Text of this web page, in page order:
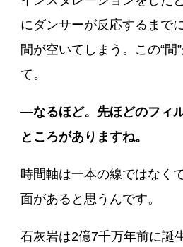
にダンサーが反応するまで
間が空いてしまう。この“間
て。
―なるほど。先ほどのフィ
ところがありますね。
時間軸は一本の線ではなく
面があると思うんです。
石灰岩は2億7千万年前に誕